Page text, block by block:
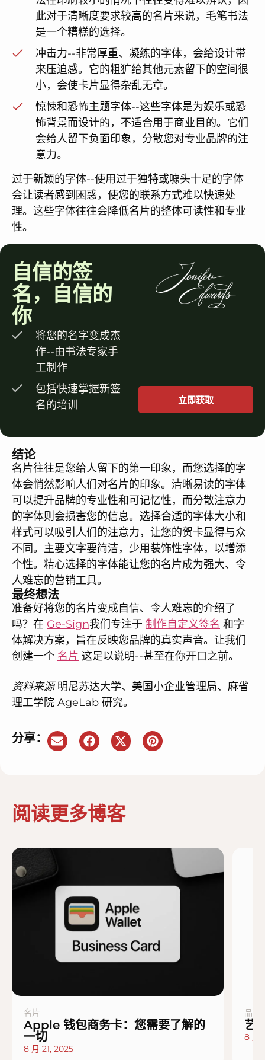
此对于清晰度要求较高的名片来说，毛笔书法
是一个糟糕的选择。
冲击力--非常厚重、凝练的字体，会给设计带
来压迫感。它的粗犷给其他元素留下的空间很
小，会使卡片显得杂乱无章。
惊悚和恐怖主题字体--这些字体是为娱乐或恐
怖背景而设计的，不适合用于商业目的。它们
会给人留下负面印象，分散您对专业品牌的注
意力。
过于新颖的字体--使用过于独特或噱头十足的字体
会让读者感到困惑，使您的联系方式难以快速处
理。这些字体往往会降低名片的整体可读性和专业
性。
自信的签
名，自信的
你
将您的名字变成杰
作--由书法专家手
工制作
包括快速掌握新签
名的培训
立即获取
结论
名片往往是您给人留下的第一印象，而您选择的字
体会悄然影响人们对名片的印象。清晰易读的字体
可以提升品牌的专业性和可记忆性，而分散注意力
的字体则会损害您的信息。选择合适的字体大小和
样式可以吸引人们的注意力，让您的贺卡显得与众
不同。主要文字要简洁，少用装饰性字体，以增添
个性。精心选择的字体能让您的名片成为强大、令
人难忘的营销工具。
最终想法
准备好将您的名片变成自信、令人难忘的介绍了
吗？在 Ge-Sign我们专注于 制作自定义签名 和字
体解决方案，旨在反映您品牌的真实声音。让我们
创建一个 名片 这足以说明--甚至在你开口之前。
资料来源明尼苏达大学、美国小企业管理局、麻省
理工学院 AgeLab 研究。
分享：
阅读更多博客
名片
Apple 钱包商务卡：您需要了解的
一切
8 月 21, 2025
品牌
艺
8 月